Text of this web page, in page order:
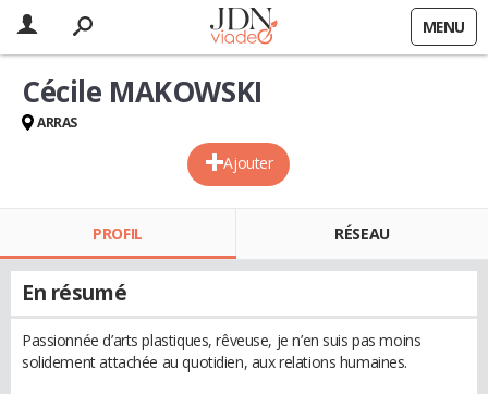
MENU
Ajouter
Cécile MAKOWSKI
ARRAS
PROFIL RÉSEAU
En résumé
Passionnée d’arts plastiques, rêveuse, je n’en suis pas moins
solidement attachée au quotidien, aux relations humaines.